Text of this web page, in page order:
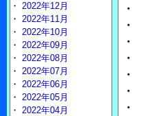
・
・
・
・
・
・
・
・ 2022年12月
・ 2022年11月
・ 2022年10月
・ 2022年09月
・ 2022年08月
・ 2022年07月
・ 2022年06月
・ 2022年05月
・ 2022年04月